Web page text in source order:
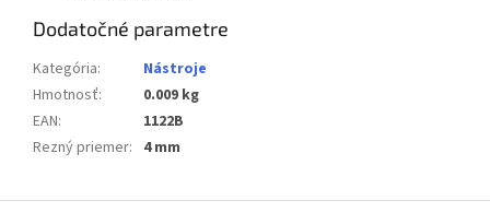
Dodatočné parametre
Kategória:
Nástroje
Hmotnosť:
0.009 kg
EAN:
1122B
Rezný priemer: 4 mm